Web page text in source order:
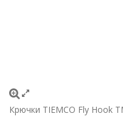
Крючки ТIEMCO Fly Hook